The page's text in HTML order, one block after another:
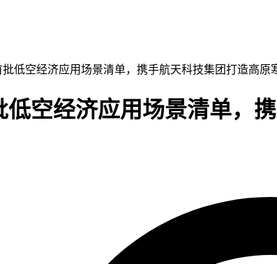
批低空经济应用场景清单，携手航天科技集团打造高原
低空经济应用场景清单，